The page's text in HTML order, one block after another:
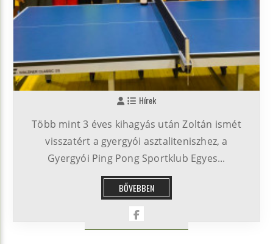
Hírek
Több mint 3 éves kihagyás után Zoltán ismét
visszatért a gyergyói asztaliteniszhez, a
Gyergyói Ping Pong Sportklub Egyes...
BŐVEBBEN